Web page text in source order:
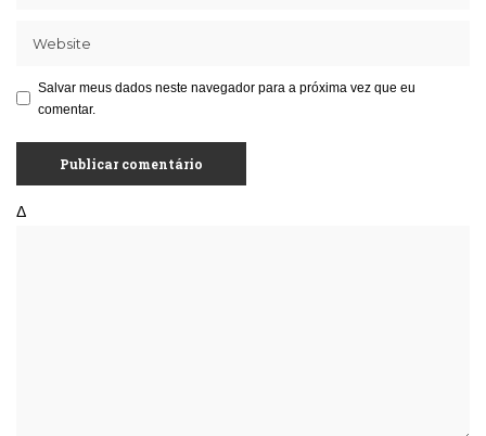
Salvar meus dados neste navegador para a próxima vez que eu
comentar.
Δ